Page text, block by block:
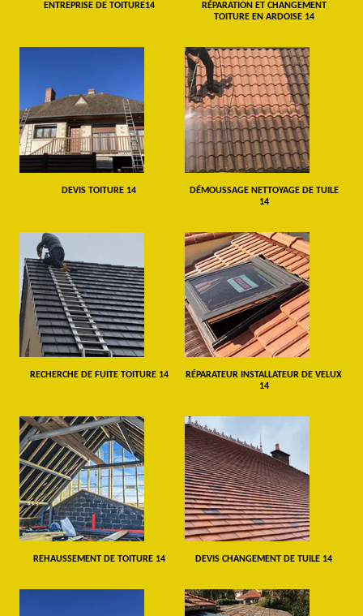
ENTREPRISE DE TOITURE14
RÉPARATION ET CHANGEMENT
TOITURE EN ARDOISE 14
DEVIS TOITURE 14
DÉMOUSSAGE NETTOYAGE DE TUILE
14
RECHERCHE DE FUITE TOITURE 14
RÉPARATEUR INSTALLATEUR DE VELUX
14
REHAUSSEMENT DE TOITURE 14 DEVIS CHANGEMENT DE TUILE 14